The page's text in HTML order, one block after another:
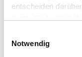
entscheiden
Trigger Symbol
Notwendig